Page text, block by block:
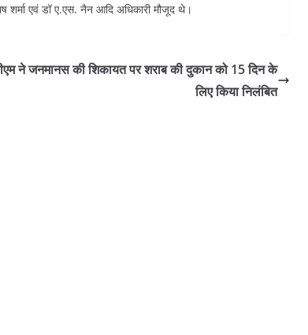
शर्मा एवं डॉ ए.एस. नैन आदि अधिकारी मौजूद थे।
ने जनमानस की शिकायत पर शराब की दुकान को 15 दिन के
लिए किया निलंबित